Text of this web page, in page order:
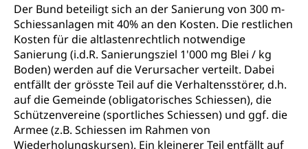
Der Bund beteiligt sich an der Sanierung von 300 m-
Schiessanlagen mit 40% an den Kosten. Die restlichen
Kosten für die altlastenrechtlich notwendige
Sanierung (i.d.R. Sanierungsziel 1'000 mg Blei / kg
Boden) werden auf die Verursacher verteilt. Dabei
entfällt der grösste Teil auf die Verhaltensstörer, d.h.
auf die Gemeinde (obligatorisches Schiessen), die
Schützenvereine (sportliches Schiessen) und ggf. die
Armee (z.B. Schiessen im Rahmen von
Wiederholungskursen). Ein kleinerer Teil entfällt auf
Haltung Heimtiere
Hunde
Sicherheit
Armee
Militär, Militärdienst, Militärdienstpflicht,
Wehrpflicht, Berufssoldat, Militärdienstverweigerer,
Dienstverweigerer, Militärdienstverweigerung,
Wehrpflichtersatz, Wehrpflichtersatzabgabe
Militär
Bevölkerungsschutz